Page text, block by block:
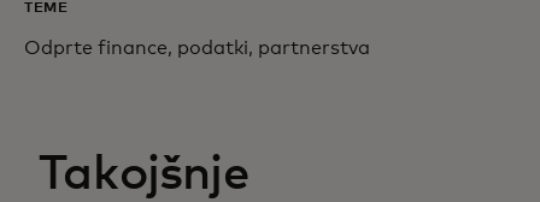
TEME
Odprte finance, podatki, partnerstva
Takojšnje